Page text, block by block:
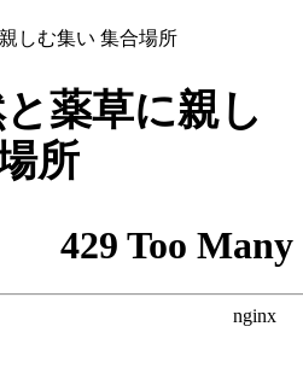
しむ集い 集合場所
薬草に親し
所